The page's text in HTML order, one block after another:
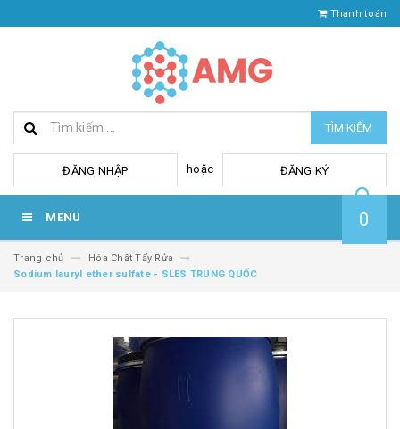
Thanh toán
TÌM KIẾM
ĐĂNG NHẬP hoặc ĐĂNG KÝ
MENU 0
Trang chủ
Hóa Chất Tẩy Rửa
Sodium lauryl ether sulfate - SLES TRUNG QUỐC